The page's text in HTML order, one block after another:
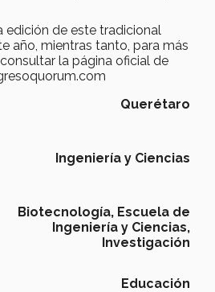
edición de este tradicional
año, mientras tanto, para más
la página oficial de
Querétaro
Ingeniería y Ciencias
Biotecnología, Escuela de
Ingeniería y Ciencias,
Investigación
Educación